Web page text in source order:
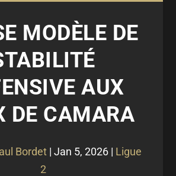
MODÈLE DE
AUX
DE CAMARA
Bordet | Jan 5, 2026 | Ligue
2